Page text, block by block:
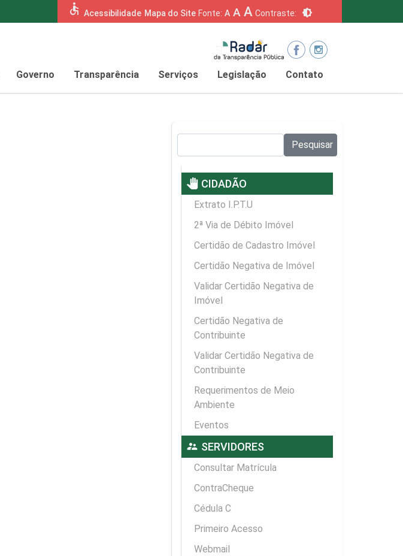
accessible Acessibilidade Mapa do Site Fonte: A A A Contraste: brightness_6
Governo Transparência Serviços Legislação Contato
Pesquisar
pan_tool CIDADÃO
Extrato I.P.T.U
2ª Via de Débito Imóvel
Certidão de Cadastro Imóvel
Certidão Negativa de Imóvel
Validar Certidão Negativa de
Imóvel
Certidão Negativa de
Contribuinte
Validar Certidão Negativa de
Contribuinte
Requerimentos de Meio
Ambiente
Eventos
supervisor_account SERVIDORES
Consultar Matrícula
ContraCheque
Cédula C
Primeiro Acesso
Webmail